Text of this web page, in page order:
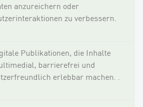
anzureichern oder
zu verbessern.
Publikationen, die Inhalte
barrierefrei und
erlebbar machen. .